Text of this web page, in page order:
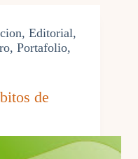
, Editorial,
, Portafolio,
de